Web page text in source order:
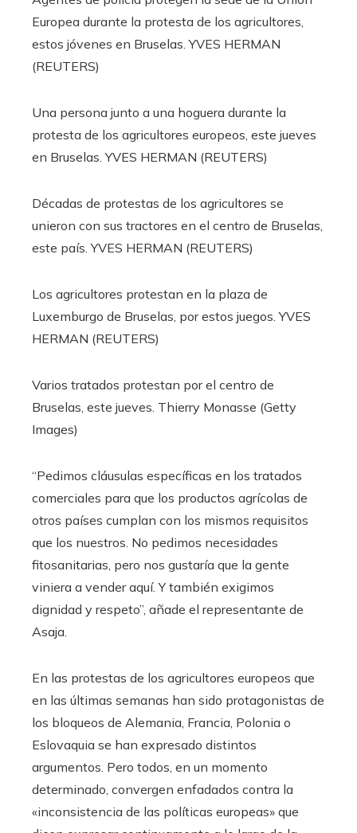
Europea durante la protesta de los agricultores,
estos jóvenes en Bruselas.YVES HERMAN
(REUTERS)
Una persona junto a una hoguera durante la
protesta de los agricultores europeos, este jueves
en Bruselas.YVES HERMAN (REUTERS)
Décadas de protestas de los agricultores se
unieron con sus tractores en el centro de Bruselas,
este país.YVES HERMAN (REUTERS)
Los agricultores protestan en la plaza de
Luxemburgo de Bruselas, por estos juegos.YVES
HERMAN (REUTERS)
Varios tratados protestan por el centro de
Bruselas, este jueves. Thierry Monasse (Getty
Images)
“Pedimos cláusulas específicas en los tratados
comerciales para que los productos agrícolas de
otros países cumplan con los mismos requisitos
que los nuestros. No pedimos necesidades
fitosanitarias, pero nos gustaría que la gente
viniera a vender aquí. Y también exigimos
dignidad y respeto”, añade el representante de
Asaja.
En las protestas de los agricultores europeos que
en las últimas semanas han sido protagonistas de
los bloqueos de Alemania, Francia, Polonia o
Eslovaquia se han expresado distintos
argumentos. Pero todos, en un momento
determinado, convergen enfadados contra la
«inconsistencia de las políticas europeas» que